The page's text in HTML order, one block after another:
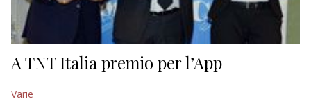
TURISMO
CULTURA
NAUTICA
A TNT Italia premio per l’App
Varie